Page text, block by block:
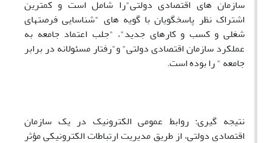
سازمان های اقتصادی دولتی"را شامل است و کمترین
اشتراک نظر پاسخگویان با گویه های "شناسایی فرصت‏های
شغلی و کسب و کارهای جدید"، "جلب اعتماد جامعه به
عملکرد سازمان اقتصادی دولتی" و"رفتار مسئولانه در برابر
جامعه " را بوده است.
نتیجه گیری: روابط عمومی الکترونیک در یک سازمان
اقتصادی دولتی، از طریق مدیریت ارتباطات الکترونیکی مؤثر